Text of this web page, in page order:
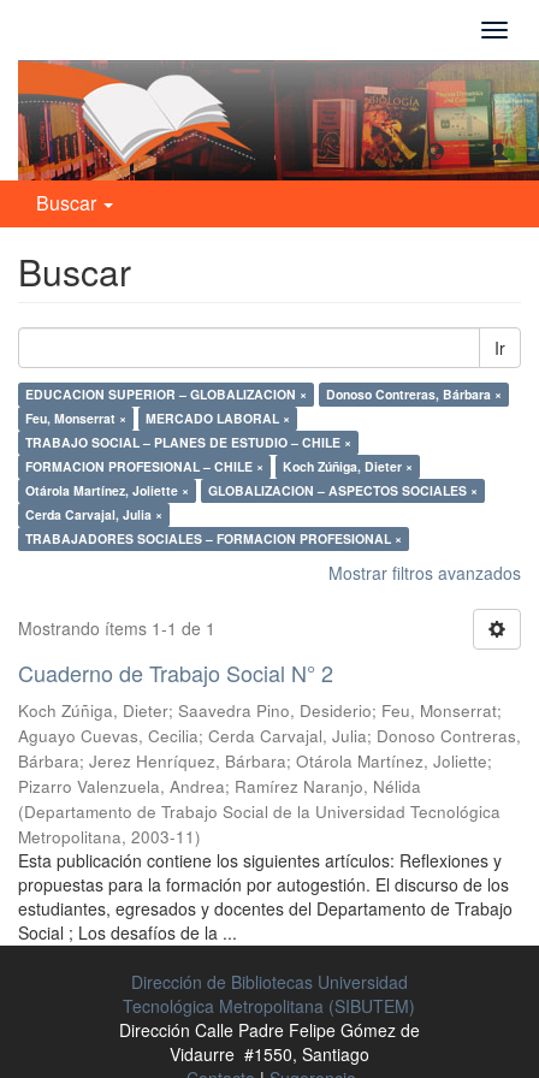
Buscar
Buscar
Ir
EDUCACION SUPERIOR – GLOBALIZACION ×
Donoso Contreras, Bárbara ×
Feu, Monserrat ×
MERCADO LABORAL ×
TRABAJO SOCIAL – PLANES DE ESTUDIO – CHILE ×
FORMACION PROFESIONAL – CHILE ×
Koch Zúñiga, Dieter ×
Otárola Martínez, Joliette ×
GLOBALIZACION – ASPECTOS SOCIALES ×
Cerda Carvajal, Julia ×
TRABAJADORES SOCIALES – FORMACION PROFESIONAL ×
Mostrar filtros avanzados
Mostrando ítems 1-1 de 1
Cuaderno de Trabajo Social N° 2
Koch Zúñiga, Dieter; Saavedra Pino, Desiderio; Feu, Monserrat;
Aguayo Cuevas, Cecilia; Cerda Carvajal, Julia; Donoso Contreras,
Bárbara; Jerez Henríquez, Bárbara; Otárola Martínez, Joliette;
Pizarro Valenzuela, Andrea; Ramírez Naranjo, Nélida
(Departamento de Trabajo Social de la Universidad Tecnológica
Metropolitana, 2003-11)
Esta publicación contiene los siguientes artículos: Reflexiones y
propuestas para la formación por autogestión. El discurso de los
estudiantes, egresados y docentes del Departamento de Trabajo
Social ; Los desafíos de la ...
Dirección de Bibliotecas Universidad
Tecnológica Metropolitana (SIBUTEM)
Dirección Calle Padre Felipe Gómez de
Vidaurre #1550, Santiago